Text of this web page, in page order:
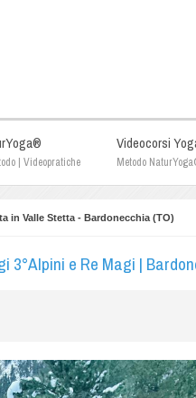
| Videopratiche
Videocorsi
Metodo
in Valle Stetta - Bardonecchia (TO)
e Re Magi |